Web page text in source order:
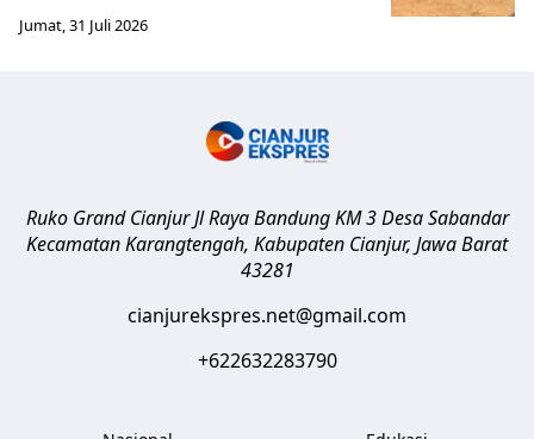
Jumat, 31 Juli 2026
Ruko Grand Cianjur Jl Raya Bandung KM 3 Desa Sabandar
Kecamatan Karangtengah, Kabupaten Cianjur, Jawa Barat
43281
cianjurekspres.net@gmail.com
+622632283790